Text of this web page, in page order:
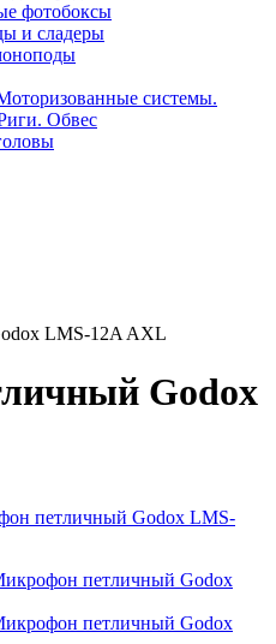
фотобоксы
и сладеры
системы.
Обвес
LMS-12A AXL
Godox